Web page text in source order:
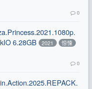
0
6.28GB
2021
惊悚
0